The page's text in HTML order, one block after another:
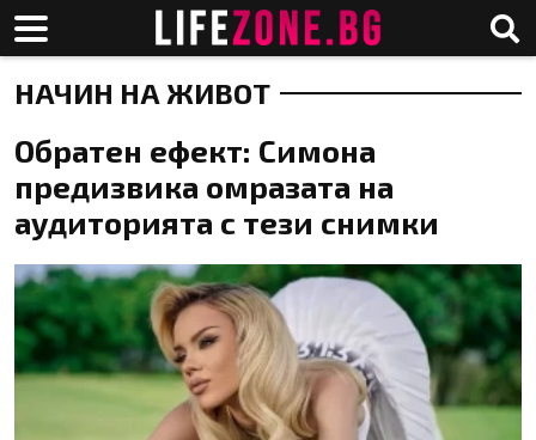
НАЧИН НА ЖИВОТ
Обратен ефект: Симона
предизвика омразата на
аудиторията с тези снимки